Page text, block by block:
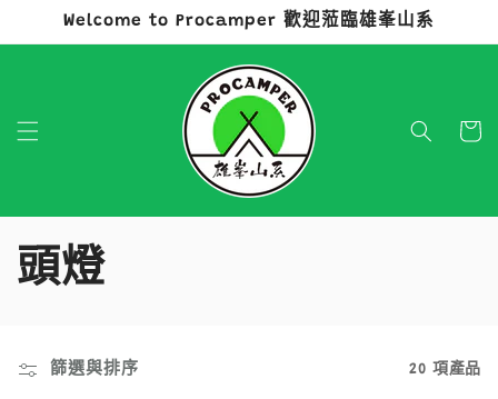
跳至內容
Welcome to Procamper 歡迎蒞臨雄峯山系
物
商
系
頭燈
篩選與排序 20 項產品